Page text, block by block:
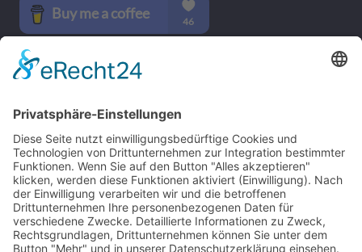
SOCIAL MEDIA
B-17 Bomber Flying Fortress – The Queen Of The Skies -
www.b17flyingfortress.de
Kontakt Impressum Datenschutzerklärung Deutsch English